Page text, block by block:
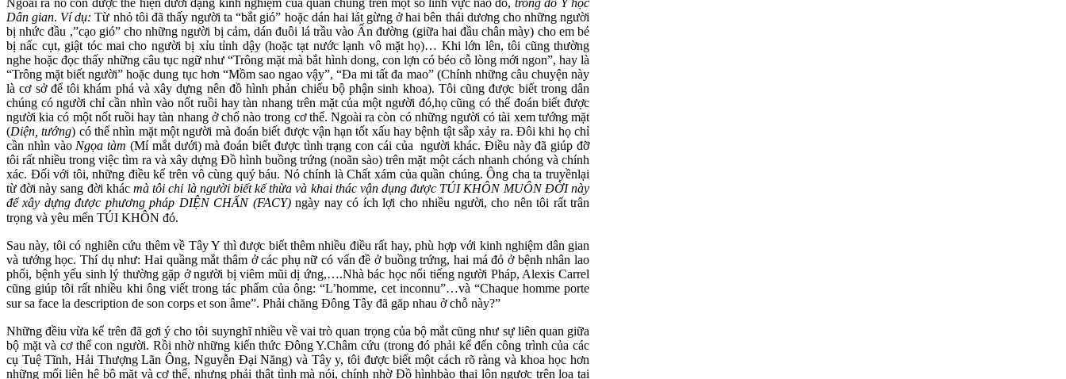
Ngoài ra nó còn được thể hiện dưới dạng kinh nghiệm của quần chúng trên một số lĩnh vực nào đó, trong đó Y học
Dân gian. Ví dụ: Từ nhỏ tôi đã thấy người ta “bắt gió” hoặc dán hai lát gừng ở hai bên thái dương cho những người
bị nhức đầu ,”cạo gió” cho những người bị cảm, dán đuôi lá trầu vào Ấn đường (giữa hai đầu chân mày) cho em bé
bị nấc cụt, giật tóc mai cho người bị xỉu tỉnh dậy (hoặc tạt nước lạnh vô mặt họ)… Khi lớn lên, tôi cũng thường
nghe hoặc đọc thấy những câu tục ngữ như “Trông mặt mà bắt hình dong, con lợn có béo cỗ lòng mới ngon”, hay là
“Trông mặt biết người” hoặc dung tục hơn “Mồm sao ngao vậy”, “Đa mi tất đa mao” (Chính những câu chuyện này
là cơ sở để tôi khám phá và xây dựng nên đồ hình phản chiếu bộ phận sinh khoa). Tôi cũng được biết trong dân
chúng có người chỉ cần nhìn vào nốt ruồi hay tàn nhang trên mặt của một người đó,họ cũng có thể đoán biết được
người kia có một nốt ruồi hay tàn nhang ở chổ nào trong cơ thể. Ngoài ra còn có những người có tài xem tướng mặt
(Diện, tướng) có thể nhìn mặt một người mà đoán biết được vận hạn tốt xấu hay bệnh tật sắp xảy ra. Đôi khi họ chỉ
cần nhìn vàoNgọa tàm (Mí mắt dưới) mà đoán biết được tình trạng con cái của người khác. Điều này đã giúp đỡ
tôi rất nhiều trong việc tìm ra và xây dựng Đồ hình buồng trứng (noãn sào) trên mặt một cách nhanh chóng và chính
xác. Đối với tôi, những điều kể trên vô cùng quý báu. Nó chính là Chất xám của quần chúng. Ông cha ta truyềnlại
từ đời này sang đời khác mà tôi chỉ là người biết kế thừa và khai thác vận dụng được TÚI KHÔN MUÔN ĐỜI này
để xây dựng được phương pháp DIỆN CHẨN (FACY)ngày nay có ích lợi cho nhiều người, cho nên tôi rất trân
trọng và yêu mến TÚI KHÔN đó.
Sau này, tôi có nghiên cứu thêm về Tây Y thì được biết thêm nhiều điều rất hay, phù hợp với kinh nghiệm dân gian
và tướng học. Thí dụ như: Hai quầng mắt thâm ở các phụ nữ có vấn đề ở buồng trứng, hai má đỏ ở bệnh nhân lao
phổi, bệnh yếu sinh lý thường gặp ở người bị viêm mũi dị ứng,….Nhà bác học nổi tiếng người Pháp, Alexis Carrel
cũng giúp tôi rất nhiều khi ông viết trong tác phẩm của ông: “L’homme, cet inconnu”…và “Chaque homme porte
sur sa face la description de son corps et son âme”. Phải chăng Đông Tây đã găp nhau ở chỗ này?”
Những đềiu vừa kể trên đã gơi ý cho tôi suynghĩ nhiều về vai trò quan trọng của bộ mắt cũng như sự liên quan giữa
bộ mặt và cơ thể con người. Rồi nhờ những kiến thức Đông Y.Châm cứu (trong đó phải kể đến công trình của các
cụ Tuệ Tĩnh, Hải Thượng Lãn Ông, Nguyễn Đại Năng) và Tây y, tôi được biết một cách rõ ràng và khoa học hơn
những mối liên hệ bộ mặt và cơ thể, nhưng phải thật tình mà nói, chính nhờ Đồ hìnhbào thai lộn ngược trên loa tai